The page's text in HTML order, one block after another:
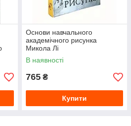
Основи навчального
академічного рисунка
Микола Лі
В наявності
765 ₴
Купити